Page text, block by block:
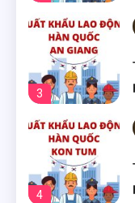
3
4